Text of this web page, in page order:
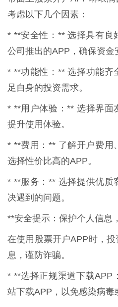
考虑以下几个因素：
* **安全性：** 选择具有良
公司推出的APP，确保资金
* **功能性：** 选择功能齐
足自身的投资需求。
* **用户体验：** 选择界面
提升使用体验。
* **费用：** 了解开户费用
选择性价比高的APP。
* **服务：** 选择提供优质
决遇到的问题。
**安全提示：保护个人信息
在使用股票开户APP时，
息，谨防诈骗。
* **选择正规渠道下载APP
站下载APP，以免感染病毒